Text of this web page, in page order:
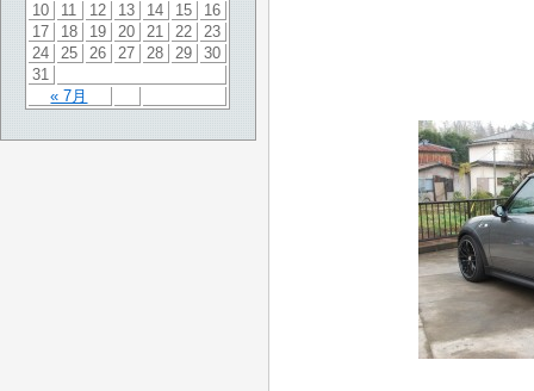
« 7月
10
11 12 13 14 15
16
17
18 19 20 21 22
23
24
25 26 27 28 29
30
31